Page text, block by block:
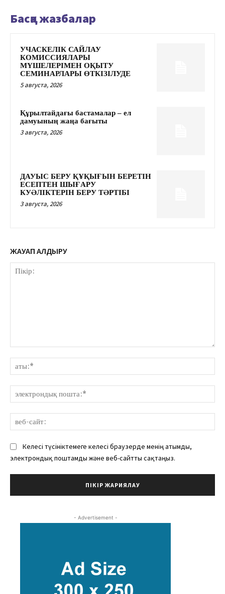
Басқа жазбалар
УЧАСКЕЛІК САЙЛАУ
КОМИССИЯЛАРЫ
МҮШЕЛЕРІМЕН ОҚЫТУ
СЕМИНАРЛАРЫ ӨТКІЗІЛУДЕ
5 августа, 2026
Құрылтайдағы бастамалар – ел
дамуының жаңа бағыты
3 августа, 2026
ДАУЫС БЕРУ ҚҰҚЫҒЫН БЕРЕТІН
ЕСЕПТЕН ШЫҒАРУ
КУӘЛІКТЕРІН БЕРУ ТӘРТІБІ
3 августа, 2026
ЖАУАП ҚАЛДЫРУ
Келесі түсініктемеге келесі браузерде менің атымды,
электрондық поштамды және веб-сайтты сақтаңыз.
- Advertisement -